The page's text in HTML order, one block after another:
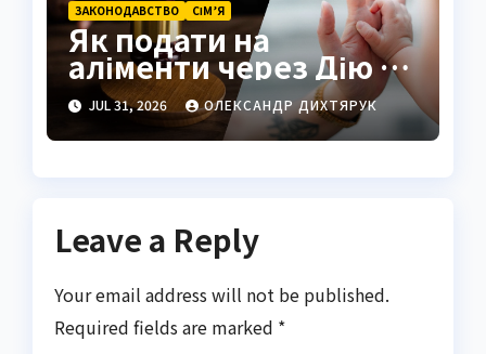
ЗАКОНОДАВСТВО СІМ’Я
Як подати на
аліменти через Дію у
2026 році
JUL 31, 2026 ОЛЕКСАНДР ДИХТЯРУК
Leave a Reply
Your email address will not be published.
Required fields are marked *